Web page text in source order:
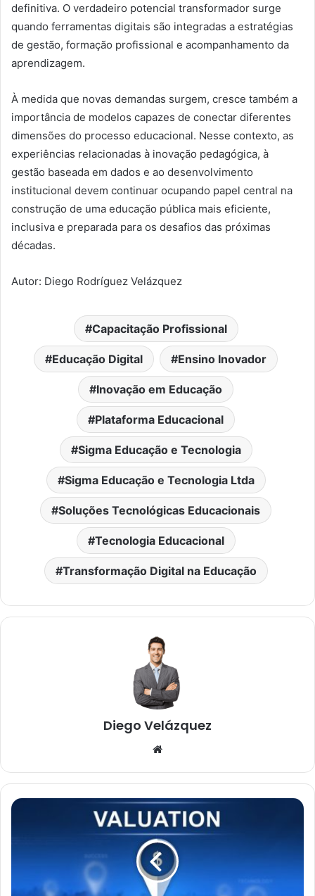
definitiva. O verdadeiro potencial transformador surge
quando ferramentas digitais são integradas a estratégias
de gestão, formação profissional e acompanhamento da
aprendizagem.
À medida que novas demandas surgem, cresce também a
importância de modelos capazes de conectar diferentes
dimensões do processo educacional. Nesse contexto, as
experiências relacionadas à inovação pedagógica, à
gestão baseada em dados e ao desenvolvimento
institucional devem continuar ocupando papel central na
construção de uma educação pública mais eficiente,
inclusiva e preparada para os desafios das próximas
décadas.
Autor: Diego Rodríguez Velázquez
Capacitação Profissional
Educação Digital Ensino Inovador
Inovação em Educação
Plataforma Educacional
Sigma Educação e Tecnologia
Sigma Educação e Tecnologia Ltda
Soluções Tecnológicas Educacionais
Tecnologia Educacional
Transformação Digital na Educação
Diego Velázquez
Website